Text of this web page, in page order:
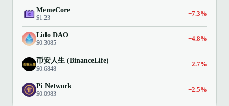
MemeCore
$1.23
−7.3%
Lido DAO
$0.3085
−4.8%
币安人生 (BinanceLife)
$0.6848
−2.7%
Pi Network
$0.0983
−2.5%